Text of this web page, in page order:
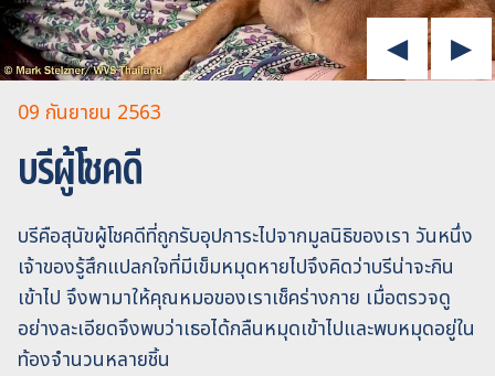
09 กันยายน 2563
บรีผู้โชคดี
บรีคือสุนัขผู้โชคดีที่ถูกรับอุปการะไปจากมูลนิธิของเรา วันหนึ่ง
เจ้าของรู้สึกแปลกใจที่มีเข็มหมุดหายไปจึงคิดว่าบรีน่าจะกิน
เข้าไป จึงพามาให้คุณหมอของเราเช็คร่างกาย เมื่อตรวจดู
อย่างละเอียดจึงพบว่าเธอได้กลืนหมุดเข้าไปและพบหมุดอยู่ใน
ท้องจำนวนหลายชิ้น